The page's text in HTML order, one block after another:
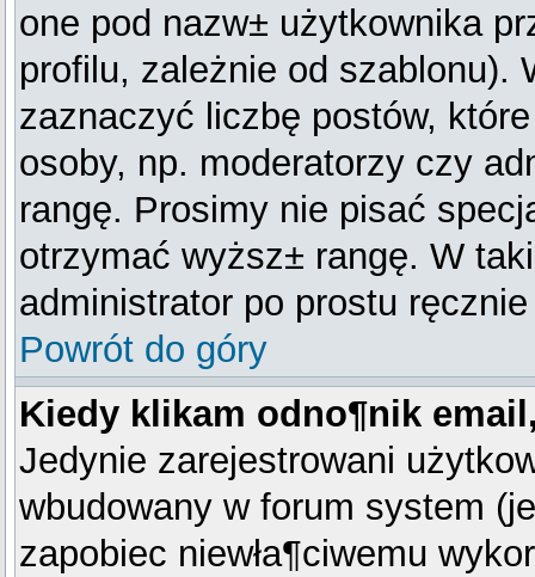
one pod nazw± użytkownika
profilu, zależnie od szablonu).
zaznaczyć liczbę postów,
osoby, np. moderatorzy czy
rangę. Prosimy nie pisać
otrzymać wyższ± rangę. W
administrator po prostu
Powrót do góry
Kiedy klikam odno¶nik
Jedynie zarejestrowani
wbudowany w forum system
zapobiec niewła¶ciwemu